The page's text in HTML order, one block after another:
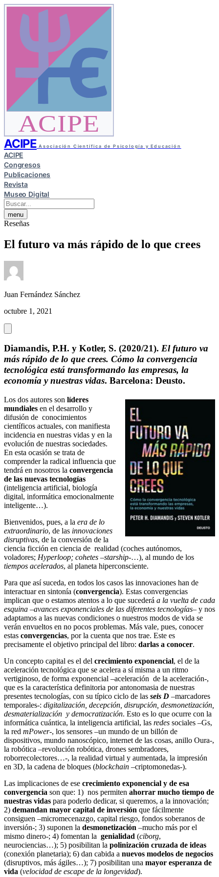
ACIPE
ACIPE Asociación Científica de Psicología y Educación
ACIPE
Congresos
Publicaciones
Revista
Museo Digital
menu
Reseñas
El futuro va más rápido de lo que crees
Juan Fernández Sánchez
octubre 1, 2021
Diamandis, P.H. y Kotler, S. (2020/21). El futuro va
más rápido de lo que crees. Cómo la convergencia
tecnológica está transformando las empresas, la
economía y nuestras vidas. Barcelona: Deusto.
Los dos autores son líderes
mundiales en el desarrollo y
difusión de conocimientos
científicos actuales, con manifiesta
incidencia en nuestras vidas y en la
evolución de nuestras sociedades.
En esta ocasión se trata de
comprender la radical influencia que
tendrá en nosotros la convergencia
de las nuevas tecnologías
(inteligencia artificial, biología
digital, informática emocionalmente
inteligente…).
Bienvenidos, pues, a la era de lo
extraordinario, de las innovaciones
disruptivas, de la conversión de la
ciencia ficción en ciencia de realidad (coches autónomos,
voladores; Hyperloop; cohetes –starship-…), al mundo de los
tiempos acelerados, al planeta hiperconsciente.
Para que así suceda, en todos los casos las innovaciones han de
interactuar en sintonía (convergencia). Estas convergencias
implican que o estamos atentos a lo que sucederá a la vuelta de cada
esquina –avances exponenciales de las diferentes tecnologías– y nos
adaptamos a las nuevas condiciones o nuestros modos de vida se
verán envueltos en no pocos problemas. Más vale, pues, conocer
estas convergencias, por la cuenta que nos trae. Este es
precisamente el objetivo principal del libro: darlas a conocer.
Un concepto capital es el del crecimiento exponencial, el de la
aceleración tecnológica que se acelera a sí misma a un ritmo
vertiginoso, de forma exponencial –aceleración de la aceleración-,
que es la característica definitoria por antonomasia de nuestras
presentes tecnologías, con su típico ciclo de las seis D –marcadores
temporales-: digitalización, decepción, disrupción, desmonetización,
desmaterialización y democratización. Esto es lo que ocurre con la
informática cuántica, la inteligencia artificial, las redes sociales –Gs,
la red mPower-, los sensores –un mundo de un billón de
dispositivos, mundo nanoscópico, internet de las cosas, anillo Oura-,
la robótica –revolución robótica, drones sembradores,
roborrecolectores…-, la realidad virtual y aumentada, la impresión
en 3D, la cadena de bloques (blockchain –criptomonedas-).
Las implicaciones de ese crecimiento exponencial y de esa
convergencia son que: 1) nos permiten ahorrar mucho tiempo de
nuestras vidas para poderlo dedicar, si queremos, a la innovación;
2) demandan mayor capital de inversión que fácilmente
consiguen –micromecenazgo, capital riesgo, fondos soberanos de
inversión-; 3) suponen la desmonetización –mucho más por el
mismo dinero-; 4) fomentan la genialidad (ciborg,
neurociencias…); 5) posibilitan la polinización cruzada de ideas
(conexión planetaria); 6) dan cabida a nuevos modelos de negocios
(disruptivos, más ágiles…); 7) posibilitan una mayor esperanza de
vida (velocidad de escape de la longevidad).